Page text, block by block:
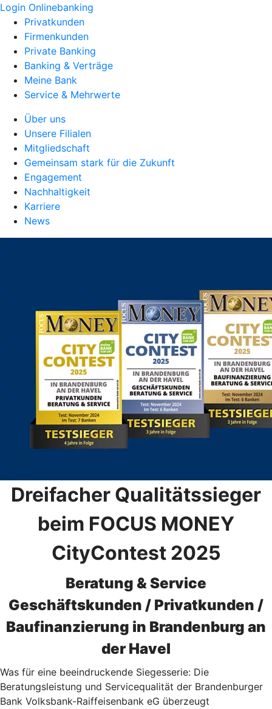
Login Onlinebanking
Privatkunden
Firmenkunden
Private Banking
Banking & Verträge
Meine Bank
Service & Mehrwerte
Über uns
Unsere Filialen
Mitgliedschaft
Gemeinsam stark für die Zukunft
Engagement
Nachhaltigkeit
Karriere
News
Dreifacher Qualitätssieger
beim FOCUS MONEY
CityContest 2025
Beratung & Service
Geschäftskunden / Privatkunden /
Baufinanzierung in Brandenburg an
der Havel
Was für eine beeindruckende Siegesserie: Die
Beratungsleistung und Servicequalität der Brandenburger
Bank Volksbank-Raiffeisenbank eG überzeugt